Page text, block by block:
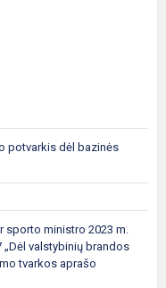
potvarkis dėl bazinės
sporto ministro 2023 m.
„Dėl valstybinių brandos
tvarkos aprašo